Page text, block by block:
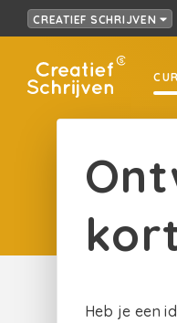
CREATIEF SCHRIJVEN
Heb je een